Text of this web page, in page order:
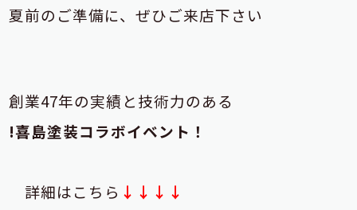
夏前のご準備に、ぜひご来店下さい
創業47年の実績と技術力のある
!喜島塗装コラボイベント！
詳細はこちら ↓↓↓↓